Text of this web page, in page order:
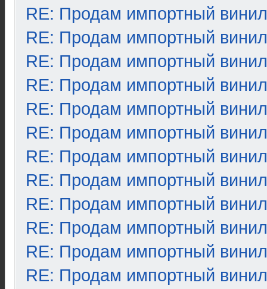
RE: Продам импортный винил
RE: Продам импортный винил
RE: Продам импортный винил
RE: Продам импортный винил
RE: Продам импортный винил
RE: Продам импортный винил
RE: Продам импортный винил
RE: Продам импортный винил
RE: Продам импортный винил
RE: Продам импортный винил
RE: Продам импортный винил
RE: Продам импортный винил